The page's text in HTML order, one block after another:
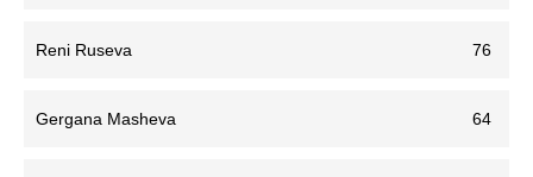
Reni Ruseva 76
Gergana Masheva 64